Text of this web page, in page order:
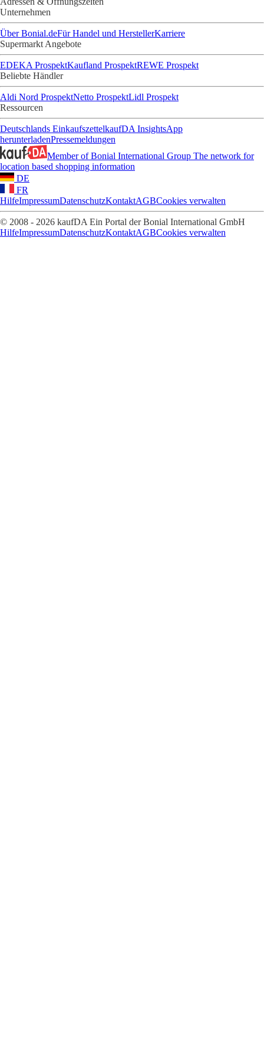
Unternehmen
Über Bonial.deFür Handel und HerstellerKarriere
Supermarkt Angebote
EDEKA ProspektKaufland ProspektREWE Prospekt
Beliebte Händler
Aldi Nord ProspektNetto ProspektLidl Prospekt
Ressourcen
Deutschlands EinkaufszettelkaufDA InsightsApp
herunterladenPressemeldungen
Member of Bonial International Group The network for
location based shopping information
DE
FR
HilfeImpressumDatenschutzKontaktAGBCookies verwalten
© 2008 - 2026 kaufDA Ein Portal der Bonial International GmbH
HilfeImpressumDatenschutzKontaktAGBCookies verwalten